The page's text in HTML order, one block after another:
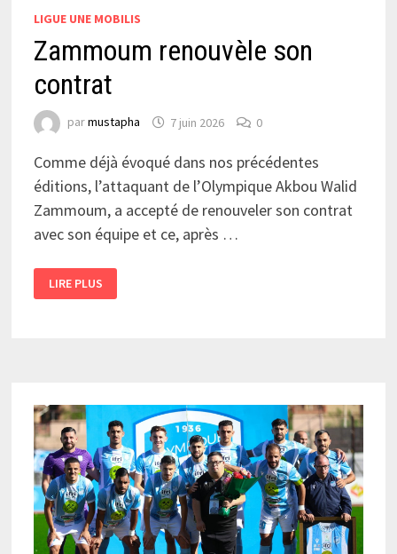
LIGUE UNE MOBILIS
Zammoum renouvèle son
contrat
parmustapha 7 juin 2026 0
Comme déjà évoqué dans nos précédentes
éditions, l’attaquant de l’Olympique Akbou Walid
Zammoum, a accepté de renouveler son contrat
avec son équipe et ce, après …
RENOUVÈLE
SON
LIRE PLUS